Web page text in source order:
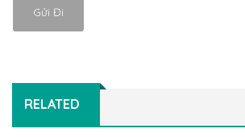
RELATED